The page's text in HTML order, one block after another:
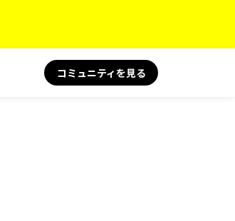
コミュニティを見る